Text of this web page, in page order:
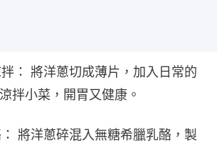
： 將洋蔥切成薄片，加入日常的
拌小菜，開胃又健康。
將洋蔥碎混入無糖希臘乳酪，製